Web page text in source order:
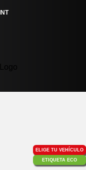
ELIGE TU VEHÍCULO
ETIQUETA ECO